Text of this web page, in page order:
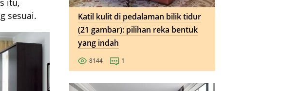
sesuai.
Katil kulit di pedalaman bilik tidur
(21 gambar): pilihan reka bentuk
yang indah
8144 1